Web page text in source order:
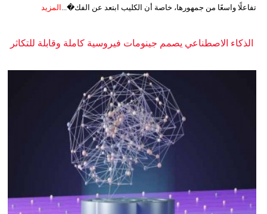
تفاعلًا واسعًا من جمهورها، خاصة أن الكليب ابتعد عن الفك�... المزيد
الذكاء الاصطناعي يصمم جينومات فيروسية كاملة وقابلة للتكاثر